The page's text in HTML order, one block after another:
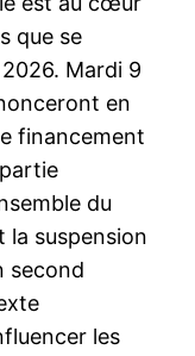
que se
Mardi 9
en
financement
du
suspension
second
les